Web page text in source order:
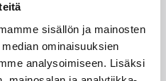
sisällön ja mainosten
ominaisuuksien
analysoimiseen. Lisäksi